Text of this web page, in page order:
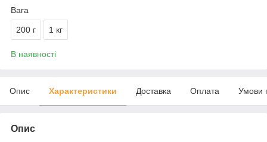
Вага
200 г 1 кг
В наявності
Опис Характеристики Доставка Оплата Умови
Опис